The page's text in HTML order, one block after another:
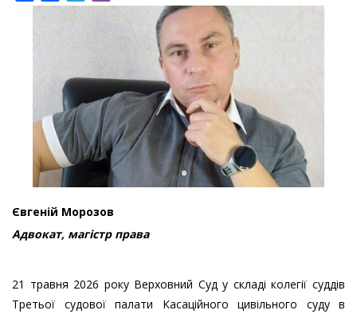
Євгеній Морозов
Адвокат, магістр права
21 травня 2026 року Верховний Суд у складі колегії суддів
Третьої судової палати Касаційного цивільного суду в